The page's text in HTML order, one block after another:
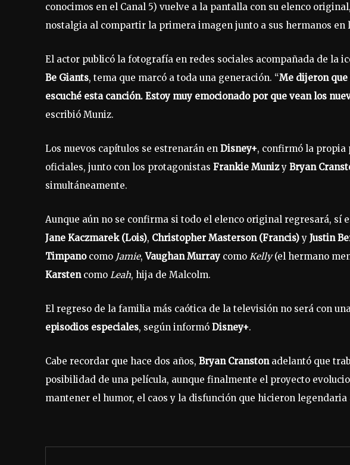
conocimos en el Canal 5) vuelve a la pantalla con su elenco
nostalgia al compartir la primera imagen junto a sus hermanos en
El actor publicó la fotografía en redes sociales acompañada de la
Be Giants, tema que marcó a toda una generación. “Me dijeron que
escuché esta canción. Estoy muy emocionado por que vean los
escribió Muniz.
Los nuevos capítulos se estrenarán en Disney+, confirmó la propia
oficiales, junto con los protagonistas Frankie Munizy Bryan
simultáneamente.
Aunque aún no se confirma si todo el elenco original regresará, sí
Jane Kaczmarek (Lois), Christopher Masterson (Francis)y Justin
Timpanocomo Jamie,Vaughan Murray como Kelly(el hermano
Karstencomo Leah, hija de Malcolm.
El regreso de la familia más caótica de la televisión no será con
episodios especiales, según informó Disney+.
Cabe recordar que hace dos años, Bryan Cranstonadelantó que
posibilidad de una película, aunque finalmente el proyecto
mantener el humor, el caos y la disfunción que hicieron legendaria